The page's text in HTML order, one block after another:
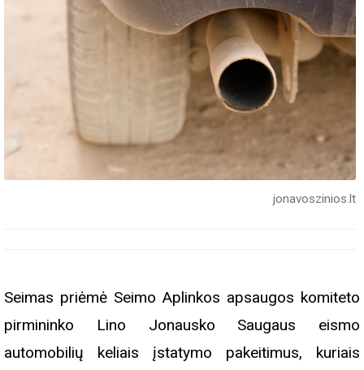
jonavoszinios.lt
Seimas priėmė Seimo Aplinkos apsaugos komiteto
pirmininko Lino Jonausko Saugaus eismo
automobilių keliais įstatymo pakeitimus, kuriais